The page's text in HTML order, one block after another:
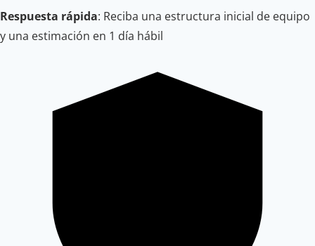
Respuesta rápida: Reciba una estructura inicial de equipo
y una estimación en 1 día hábil